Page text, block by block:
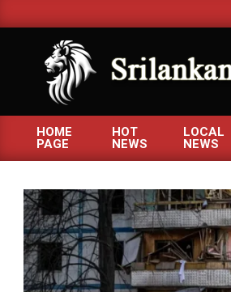
to
HOME
PAGE
HOT
NEWS
LOCAL
NEWS